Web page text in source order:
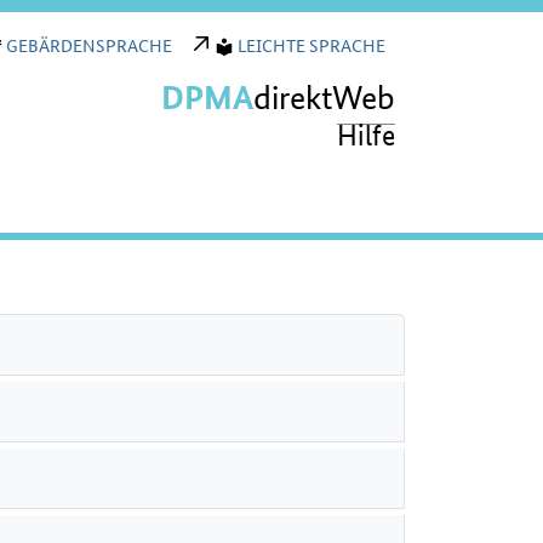
GEBÄRDENSPRACHE LEICHTE SPRACHE
DPMAdirektWeb
Hilfe